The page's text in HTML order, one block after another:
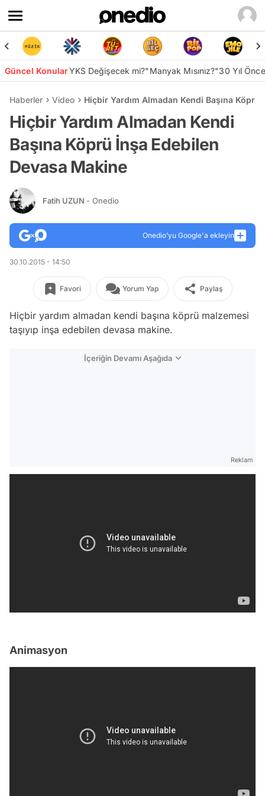
Güncel KonularYKS Değişecek mi?"Manyak Mısınız?"30 Yıl
Haberler Video Hiçbir Yardım Almadan Kendi Başına
Hiçbir Yardım Almadan Kendi
Başına Köprü İnşa Edebilen
Devasa Makine
Fatih UZUN - Onedio
Onedio’yu Google'a ekleyin
30.10.2015 - 14:50
Favori Yorum Yap Paylaş
Hiçbir yardım almadan kendi başına köprü malzemesi
taşıyıp inşa edebilen devasa makine.
İçeriğin Devamı Aşağıda
Reklam
Animasyon